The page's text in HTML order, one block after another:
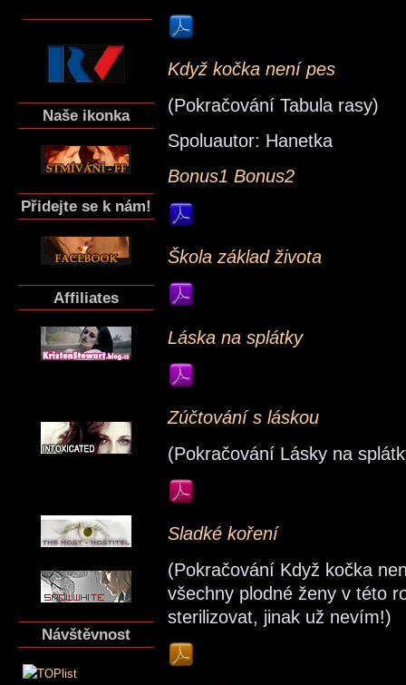
Naše ikonka
Přidejte se k nám!
Affiliates
Návštěvnost
Když kočka není pes
(Pokračování Tabula rasy)
Spoluautor: Hanetka
Bonus1 Bonus2
Škola základ života
Láska na splátky
Zúčtování s láskou
(Pokračování Lásky na
Sladké koření
(Pokračování Když kočka
všechny plodné ženy v této
sterilizovat, jinak už nevím!)